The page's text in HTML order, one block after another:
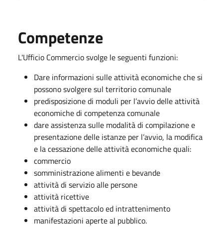
Competenze
L'Ufficio Commercio svolge le seguenti funzioni:
Dare informazioni sulle attività economiche che si
possono svolgere sul territorio comunale
predisposizione di moduli per l’avvio delle attività
economiche di competenza comunale
dare assistenza sulle modalità di compilazione e
presentazione delle istanze per l’avvio, la modifica
e la cessazione delle attività economiche quali:
commercio
somministrazione alimenti e bevande
attività di servizio alle persone
attività ricettive
attività di spettacolo ed intrattenimento
manifestazioni aperte al pubblico.